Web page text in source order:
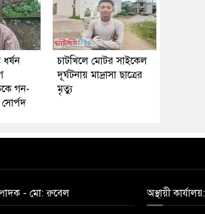
গন-
চাটখিলে মোটর সাইকেল
দূর্ঘটনায় মাদ্রাসা ছাত্রের
মৃত্যু
- মো: রু‌বেল অস্থায়ী কার্যালয়: